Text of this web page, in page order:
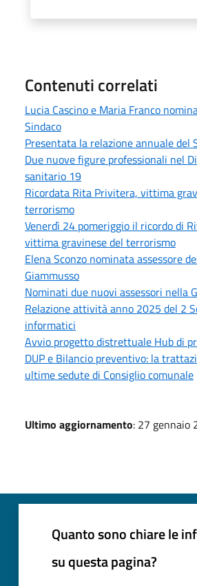
Contenuti correlati
Lucia Cascino e Maria Franco
Sindaco
Presentata la relazione annuale del
Due nuove figure professionali nel
sanitario 19
Ricordata Rita Privitera, vittima
terrorismo
Venerdì 24 pomeriggio il ricordo di
vittima gravinese del terrorismo
Elena Sconzo nominata assessore
Giammusso
Nominati due nuovi assessori nella
Relazione attività anno 2025 del 2
informatici
Avvio progetto distrettuale Hub di
DUP e Bilancio preventivo: la
ultime sedute di Consiglio comunale
Ultimo aggiornamento: 27 gennaio
Quanto sono chiare le
su questa pagina?